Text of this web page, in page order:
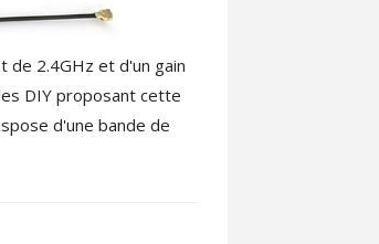
de 2.4GHz et d'un gain
DIY proposant cette
d'une bande de